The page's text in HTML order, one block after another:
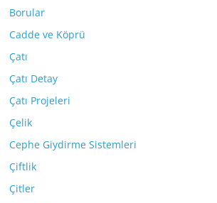
Borular
Cadde ve Köprü
Çatı
Çatı Detay
Çatı Projeleri
Çelik
Cephe Giydirme Sistemleri
Çiftlik
Çitler